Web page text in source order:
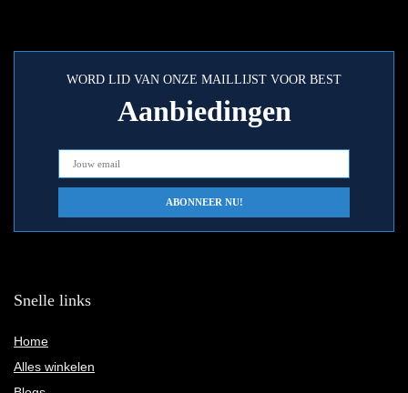
WORD LID VAN ONZE MAILLIJST VOOR BEST
Aanbiedingen
Snelle links
Home
Alles winkelen